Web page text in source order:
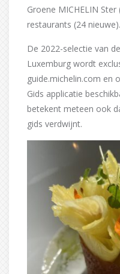
Groene MICHELIN
restaurants (24 nieuwe).
De 2022-selectie van
Luxemburg wordt
guide.michelin.com en
Gids applicatie
betekent meteen ook
gids verdwijnt.